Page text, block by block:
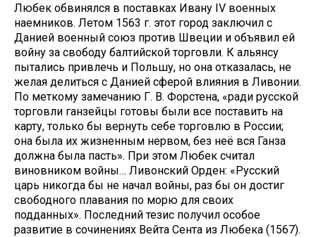
Любек обвинялся в поставках Ивану IV военных
наемников. Летом 1563 г. этот город заключил с
Данией военный союз против Швеции и объявил ей
войну за свободу балтийской торговли. К альянсу
пытались привлечь и Польшу, но она отказалась, не
желая делиться с Данией сферой влияния в Ливонии.
По меткому замечанию Г. В. Форстена, «ради русской
торговли ганзейцы готовы были все поставить на
карту, только бы вернуть себе торговлю в России;
она была их жизненным нервом, без неё вся Ганза
должна была пасть». При этом Любек считал
виновником войны… Ливонский Орден: «Русский
царь никогда бы не начал войны, раз бы он достиг
свободного плавания по морю для своих
подданных». Последний тезис получил особое
развитие в сочинениях Вейта Сента из Любека (1567).